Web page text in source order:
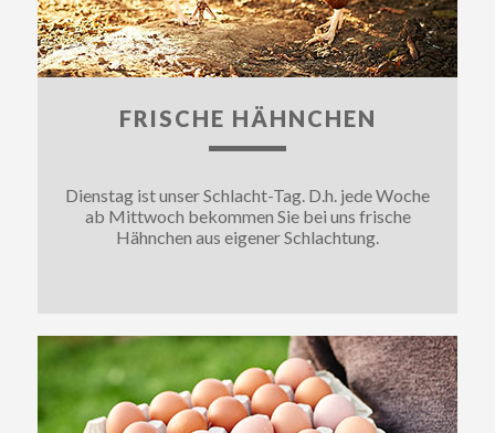
FRISCHE HÄHNCHEN
Dienstag ist unser Schlacht-Tag. D.h. jede Woche
ab Mittwoch bekommen Sie bei uns frische
Hähnchen aus eigener Schlachtung.